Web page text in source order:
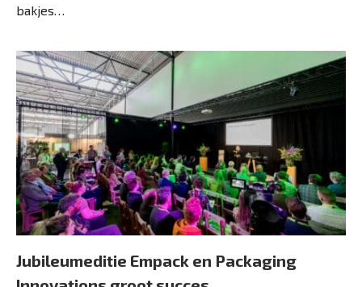
bakjes…
Jubileumeditie Empack en Packaging